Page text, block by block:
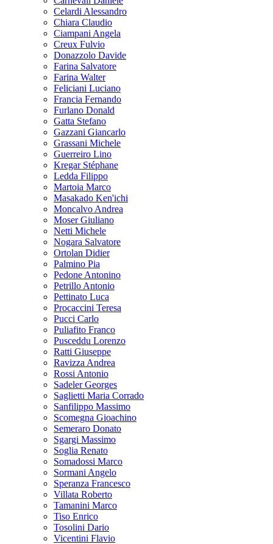
Celardi Alessandro
Chiara Claudio
Ciampani Angela
Creux Fulvio
Donazzolo Davide
Farina Salvatore
Farina Walter
Feliciani Luciano
Francia Fernando
Furlano Donald
Gatta Stefano
Gazzani Giancarlo
Grassani Michele
Guerreiro Lino
Kregar Stéphane
Ledda Filippo
Martoia Marco
Masakado Ken'ichi
Moncalvo Andrea
Moser Giuliano
Netti Michele
Nogara Salvatore
Ortolan Didier
Palmino Pia
Pedone Antonino
Petrillo Antonio
Pettinato Luca
Procaccini Teresa
Pucci Carlo
Puliafito Franco
Pusceddu Lorenzo
Ratti Giuseppe
Ravizza Andrea
Rossi Antonio
Sadeler Georges
Saglietti Maria Corrado
Sanfilippo Massimo
Scomegna Gioachino
Semeraro Donato
Sgargi Massimo
Soglia Renato
Somadossi Marco
Sormani Angelo
Speranza Francesco
Villata Roberto
Tamanini Marco
Tiso Enrico
Tosolini Dario
Vicentini Flavio